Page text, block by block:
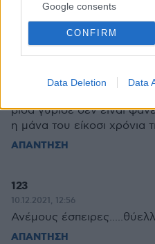
Google consents
CONFIRM
Data Deletion Data
10.12.2021, 13:04
τη βίδωσε ένα πρωί ήρθε
βίδα γύρισε δεν είναι
η μάνα του είκοσι χρόνια
ΑΠΑΝΤΗΣΗ
123
10.12.2021, 12:56
Ανέμους
ΑΠΑΝΤΗΣΗ